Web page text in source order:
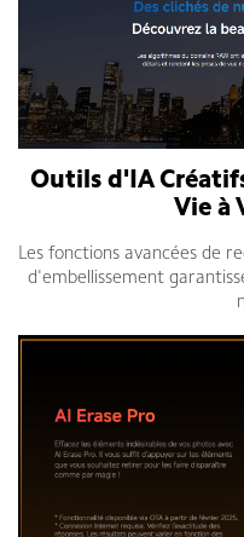
Outils d'IA
Vie à
Les fonctions avancées de
d'embellissement